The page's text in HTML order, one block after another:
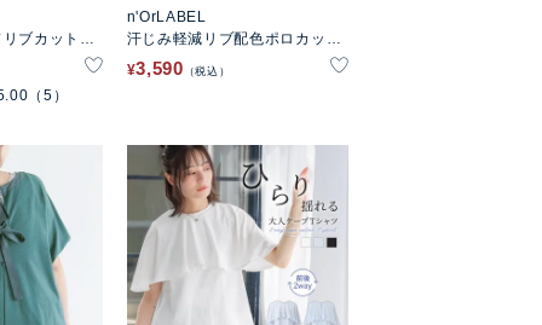
ブカットソ
（5）
n'OrLABEL
汗じみ軽減リブ配色ポロカット
ソー
¥3,590 税込